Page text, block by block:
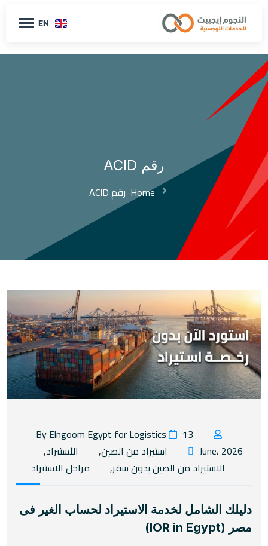
EN
رقم ACID
Home رقم ACID
13
June، 2026
استيراد من الصين, الأستيراد,
الاستيراد من الصين بدون سفر, مراحل الاستيراد
دليلك الشامل لخدمة الاستيراد لحساب الغير فى
مصر (IOR in Egypt)